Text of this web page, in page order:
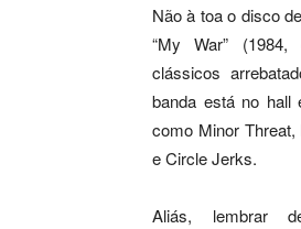
Não à toa o disco
“My War”
clássicos
banda está no hall
como Minor
e Circle Jerks.
Aliás, lembrar